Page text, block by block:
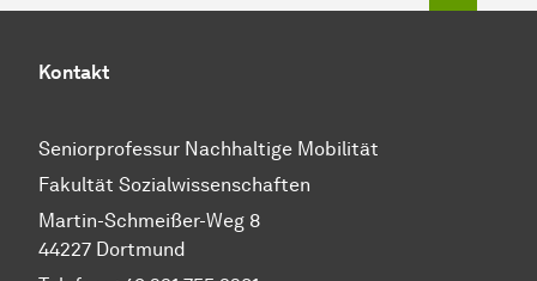
Kontakt
Seniorprofessur Nachhaltige Mobilität
Fakultät Sozialwissenschaften
Martin-Schmeißer-Weg 8
44227 Dortmund